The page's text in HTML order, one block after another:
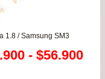
1.8 / Samsung SM3
- $56.900